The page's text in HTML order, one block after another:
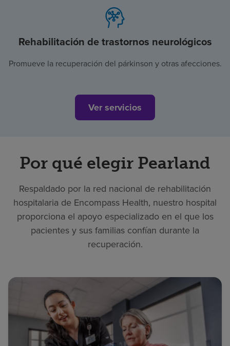
Rehabilitación de trastornos neurológicos
Promueve la recuperación del párkinson y otras afecciones.
Ver servicios
Por qué elegir Pearland
Respaldado por la red nacional de rehabilitación
hospitalaria de Encompass Health, nuestro hospital
proporciona el apoyo especializado en el que los
pacientes y sus familias confían durante la
recuperación.